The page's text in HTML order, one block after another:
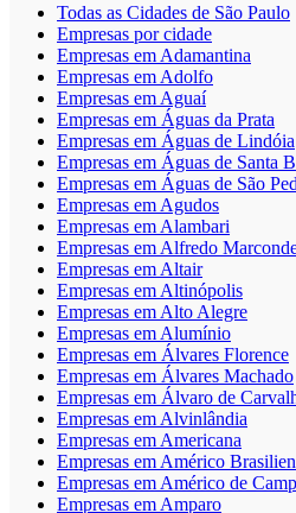
Todas as Cidades de São Paulo
Empresas por cidade
Empresas em Adamantina
Empresas em Adolfo
Empresas em Aguaí
Empresas em Águas da Prata
Empresas em Águas de Lindóia
Empresas em Águas de Santa
Empresas em Águas de São
Empresas em Agudos
Empresas em Alambari
Empresas em Alfredo
Empresas em Altair
Empresas em Altinópolis
Empresas em Alto Alegre
Empresas em Alumínio
Empresas em Álvares Florence
Empresas em Álvares Machado
Empresas em Álvaro de
Empresas em Alvinlândia
Empresas em Americana
Empresas em Américo
Empresas em Américo de
Empresas em Amparo